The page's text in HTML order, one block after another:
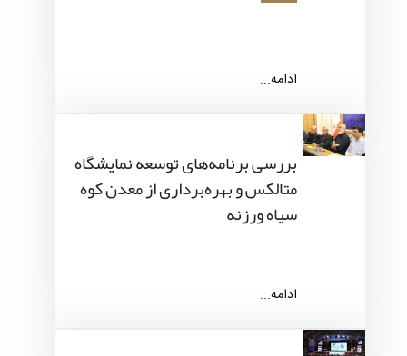
ادامه...
بررسی برنامه‌های توسعه نمایشگاه
متالکس و بهره‌برداری از معدن کوه
سیاه ورزنه
ادامه...